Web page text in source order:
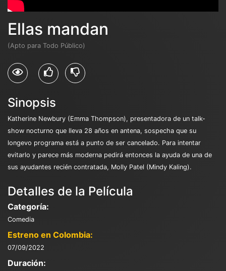
Ellas mandan
(Apto para Todo Público)
Sinopsis
Katherine Newbury (Emma Thompson), presentadora de un talk-
show nocturno que lleva 28 años en antena, sospecha que su
longevo programa está a punto de ser cancelado. Para intentar
evitarlo y parece más moderna pedirá entonces la ayuda de una de
sus ayudantes recién contratada, Molly Patel (Mindy Kaling).
Detalles de la Película
Categoría:
Comedia
Estreno en Colombia:
07/09/2022
Duración: